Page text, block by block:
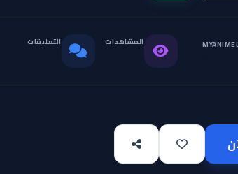
المشاهدات التعليقات